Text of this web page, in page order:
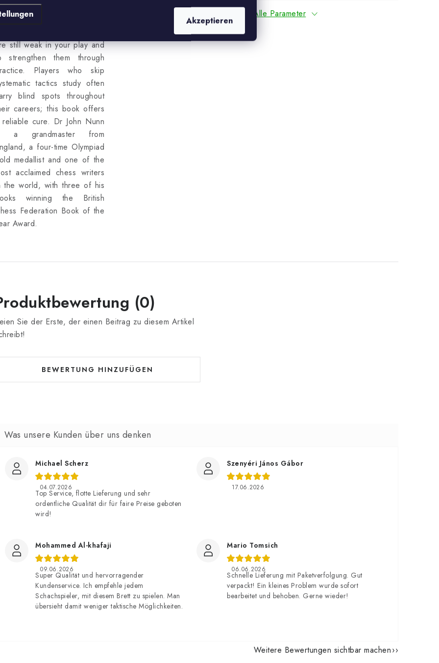
Akzeptieren
for that chapter. The
approach makes it
still weak in your play and
strengthen them through
Players who skip
tactics study often
blind spots throughout
careers; this book offers
cure. Dr John Nunn
a grandmaster from
a four-time Olympiad
medallist and one of the
acclaimed chess writers
the world, with three of his
winning the British
Federation Book of the
Award.
Alle Parameter
(0)
Sie der Erste, der einen Beitrag zu diesem Artikel
BEWERTUNG HINZUFÜGEN
Michael Scherz
04.07.2026
Top Service, flotte Lieferung und sehr
ordentliche Qualität dir für faire Preise geboten
wird!
Szenyéri János Gábor
17.06.2026
Mohammed Al-khafaji
09.06.2026
Super Qualität und hervorragender
Kundenservice. Ich empfehle jedem
Schachspieler, mit diesem Brett zu spielen. Man
übersieht damit weniger taktische Möglichkeiten.
Mario Tomsich
06.06.2026
Schnelle Lieferung mit Paketverfolgung. Gut
verpackt! Ein kleines Problem wurde sofort
bearbeitet und behoben. Gerne wieder!
Weitere Bewertungen sichtbar machen